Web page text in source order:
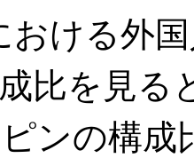
おける外
比を見る
ンの構成